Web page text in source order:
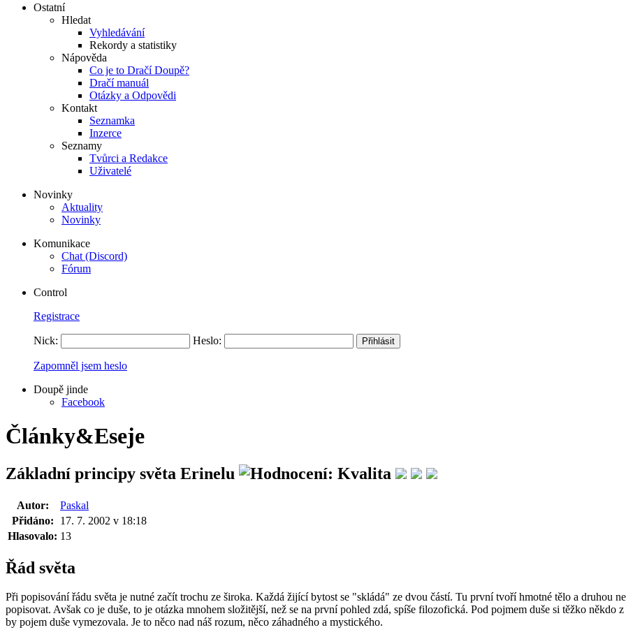
Ostatní
Hledat
Vyhledávání
Rekordy a statistiky
Nápověda
Co je to Dračí Doupě?
Dračí manuál
Otázky a Odpovědi
Kontakt
Seznamka
Inzerce
Seznamy
Tvůrci a Redakce
Uživatelé
Novinky
Aktuality
Novinky
Komunikace
Chat (Discord)
Fórum
Control
Registrace
Nick: Heslo:
Zapomněl jsem heslo
Doupě jinde
Facebook
Články&Eseje
Základní principy světa Erinelu
Autor:
Paskal
Přidáno:
17. 7. 2002 v 18:18
Hlasovalo: 13
Řád světa
Při popisování řádu světa je nutné začít trochu ze široka. Každá žijící bytost se "skládá" ze dvou částí. Tu první tvoří hmotné tělo a druhou
popisovat. Avšak co je duše, to je otázka mnohem složitější, než se na první pohled zdá, spíše filozofická. Pod pojmem duše si těžko někdo
by pojem duše vymezovala. Je to něco nad náš rozum, něco záhadného a mystického.